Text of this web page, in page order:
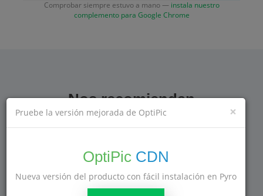
Comprobar siempre estuvo a mano — instala nuestro
complemento para Google Chrome
Nos recomiendan
Una gran solución para una correcta
compresión de imágenes
×
Pruebe la versión mejorada de OptiPic
OptiPic CDN
Nueva versión del producto con fácil instalación en Pyro